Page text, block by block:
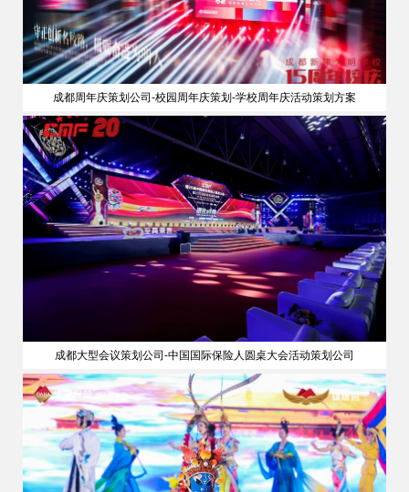
成都周年庆策划公司-校园周年庆策划-学校周年庆活动策划方案
成都大型会议策划公司-中国国际保险人圆桌大会活动策划公司